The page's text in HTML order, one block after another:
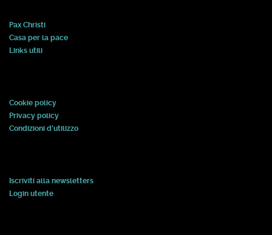
Pax Christi
Casa per la pace
Links utili
Cookie policy
Privacy policy
Condizioni d'utilizzo
Iscriviti alla newsletters
Login utente